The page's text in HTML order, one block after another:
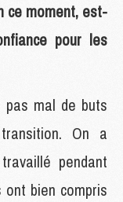
ce moment, est-
pour les
mal de buts
On a
pendant
bien compris